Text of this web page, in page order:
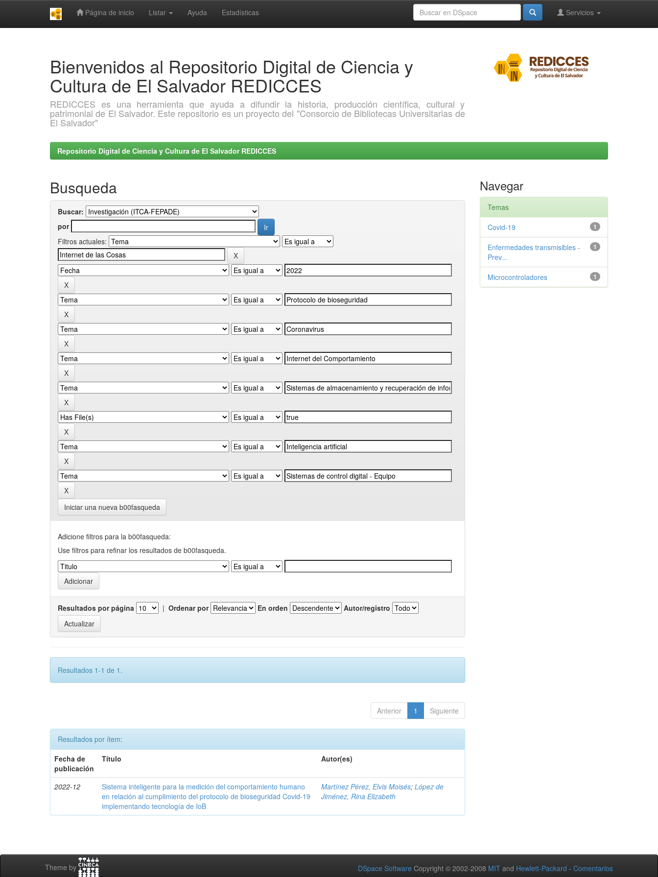
Página de inicio Listar Ayuda Estadísticas Servicios
Bienvenidos al Repositorio Digital de Ciencia y
Cultura de El Salvador REDICCES
REDICCES es una herramienta que ayuda a difundir la historia, producción científica, cultural y
patrimonial de El Salvador. Este repositorio es un proyecto del "Consorcio de Bibliotecas Universitarias de
El Salvador"
Repositorio Digital de Ciencia y Cultura de El Salvador REDICCES
Busqueda
Buscar:
por
Filtros actuales:
Iniciar una nueva b00fasqueda
Adicione filtros para la b00fasqueda:
Use filtros para refinar los resultados de b00fasqueda.
Resultados por página | Ordenar por En orden Autor/registro
Resultados 1-1 de 1.
Anterior 1 Siguiente
Resultados por ítem:
Fecha de
publicación
Título Autor(es)
2022-12
Sistema inteligente para la medición del comportamiento humano
en relación al cumplimiento del protocolo de bioseguridad Covid-19
implementando tecnología de IoB
Martínez Pérez, Elvis Moisés;López de
Jiménez, Rina Elizabeth
Navegar
Temas
1
Covid-19
1
Enfermedades transmisibles -
Prev...
1
Microcontroladores
Theme by DSpace Software Copyright © 2002-2008 MIT and Hewlett-Packard - Comentarios